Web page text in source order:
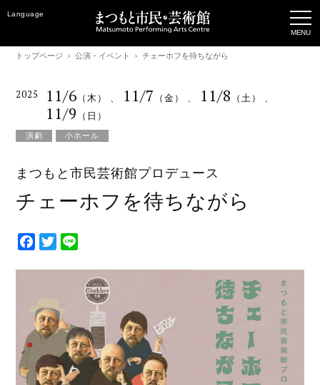
Language
トップページ 公演・イベント チェーホフを待ちながら
2025 11/6 （木） 、 11/7 （金） 、 11/8 （土） 、
11/9 （日）
演劇 小ホール
まつもと市民芸術館プロデュース
チェーホフを待ちながら
F
b
o
k
T
t
e
e